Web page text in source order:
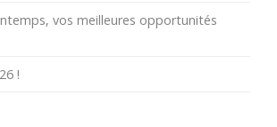
vos meilleures opportunités
!